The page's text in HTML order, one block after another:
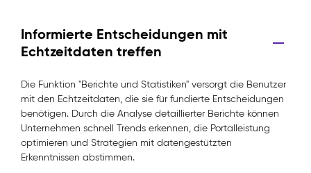
Informierte Entscheidungen mit
Echtzeitdaten treffen
Die Funktion "Berichte und Statistiken" versorgt die Benutzer
mit den Echtzeitdaten, die sie für fundierte Entscheidungen
benötigen. Durch die Analyse detaillierter Berichte können
Unternehmen schnell Trends erkennen, die Portalleistung
optimieren und Strategien mit datengestützten
Erkenntnissen abstimmen.